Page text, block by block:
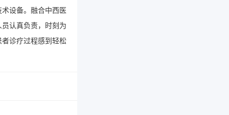
设备。融合中西医
认真负责，时刻为
诊疗过程感到轻松